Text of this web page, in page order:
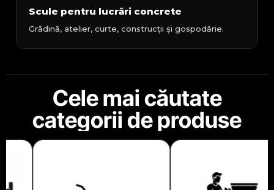
Scule pentru lucrări concrete
Grădină, atelier, curte, construcții și gospodărie.
Cele mai căutate
categorii de produse